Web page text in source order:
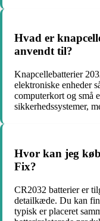
Hvad er
anvendt til?
Knapcellebatterier
elektroniske enheder
computerkort og små
sikkerhedssystemer,
Hvor kan jeg
Fix?
CR2032 batterier er
detailkæde. Du kan
typisk er placeret